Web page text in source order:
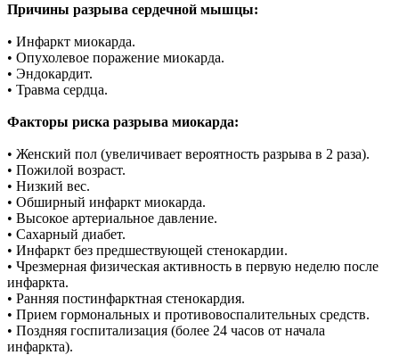
Причины разрыва сердечной мышцы:
• Инфаркт миокарда.
• Опухолевое поражение миокарда.
• Эндокардит.
• Травма сердца.
Факторы риска разрыва миокарда:
• Женский пол (увеличивает вероятность разрыва в 2 раза).
• Пожилой возраст.
• Низкий вес.
• Обширный инфаркт миокарда.
• Высокое артериальное давление.
• Сахарный диабет.
• Инфаркт без предшествующей стенокардии.
• Чрезмерная физическая активность в первую неделю после
инфаркта.
• Ранняя постинфарктная стенокардия.
• Прием гормональных и противовоспалительных средств.
• Поздняя госпитализация (более 24 часов от начала
инфаркта).